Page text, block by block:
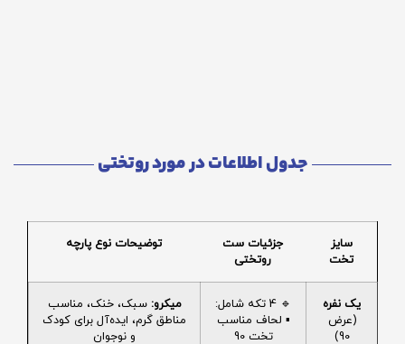
جدول اطلاعات در مورد روتختی
سایز
تخت
جزئیات ست
روتختی
توضیحات نوع پارچه
یک نفره
(عرض
90)
🔹 4 تکه شامل:
▪️ لحاف مناسب
تخت 90
میکرو: سبک، خنک، مناسب
مناطق گرم، ایده‌آل برای کودک
و نوجوان